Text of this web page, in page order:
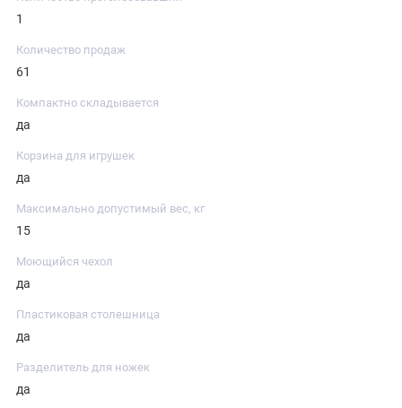
1
Количество продаж
61
Компактно складывается
да
Корзина для игрушек
да
Максимально допустимый вес, кг
15
Моющийся чехол
да
Пластиковая столешница
да
Разделитель для ножек
да